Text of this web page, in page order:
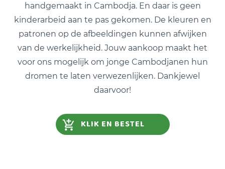
handgemaakt in Cambodja. En daar is geen
kinderarbeid aan te pas gekomen. De kleuren en
patronen op de afbeeldingen kunnen afwijken
van de werkelijkheid. Jouw aankoop maakt het
voor ons mogelijk om jonge Cambodjanen hun
dromen te laten verwezenlijken. Dankjewel
daarvoor!
KLIK EN BESTEL